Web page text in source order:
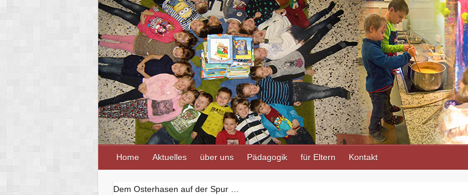
Home Aktuelles über uns Pädagogik für Eltern Kontakt
Dem Osterhasen auf der Spur …